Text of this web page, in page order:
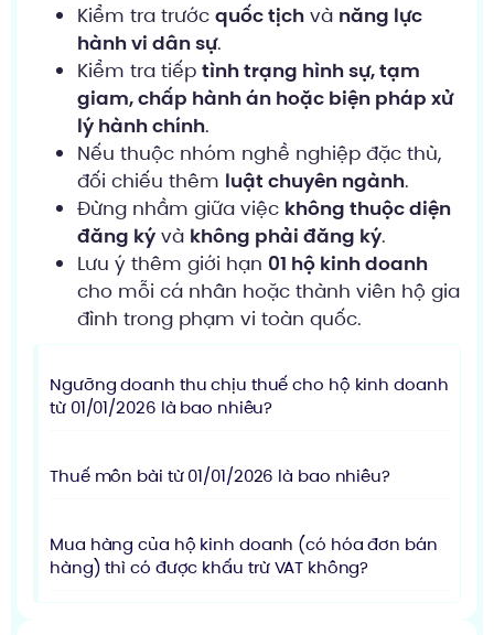
Kiểm tra trước quốc tịch và năng lực
hành vi dân sự.
Kiểm tra tiếp tình trạng hình sự, tạm
giam, chấp hành án hoặc biện pháp xử
lý hành chính.
Nếu thuộc nhóm nghề nghiệp đặc thù,
đối chiếu thêm luật chuyên ngành.
Đừng nhầm giữa việc không thuộc diện
đăng ký và không phải đăng ký.
Lưu ý thêm giới hạn 01 hộ kinh doanh
cho mỗi cá nhân hoặc thành viên hộ gia
đình trong phạm vi toàn quốc.
Ngưỡng doanh thu chịu thuế cho hộ kinh doanh
từ 01/01/2026 là bao nhiêu?
Thuế môn bài từ 01/01/2026 là bao nhiêu?
Mua hàng của hộ kinh doanh (có hóa đơn bán
hàng) thì có được khấu trừ VAT không?